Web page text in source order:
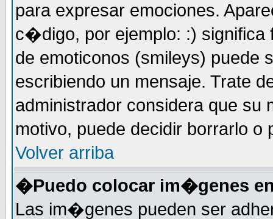
para expresar emociones.
c�digo, por ejemplo: :) significa
de emoticonos (smileys)
escribiendo un mensaje. Trate
administrador considera que su
motivo, puede decidir borrarlo o
Volver arriba
�Puedo colocar im�genes
Las im�genes pueden ser